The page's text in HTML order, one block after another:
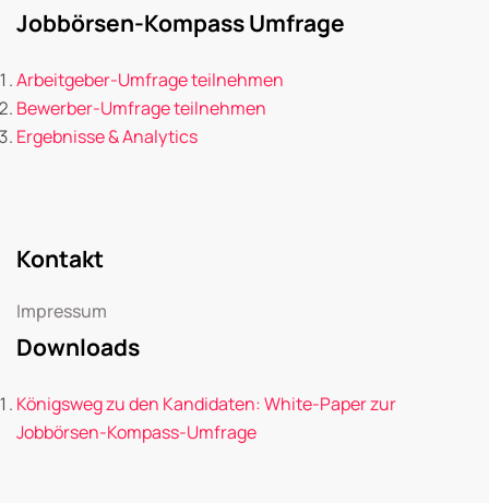
Jobbörsen-Kompass Umfrage
Arbeitgeber-Umfrage teilnehmen
Bewerber-Umfrage teilnehmen
Ergebnisse & Analytics
Kontakt
Impressum
Downloads
Königsweg zu den Kandidaten: White-Paper zur
Jobbörsen-Kompass-Umfrage